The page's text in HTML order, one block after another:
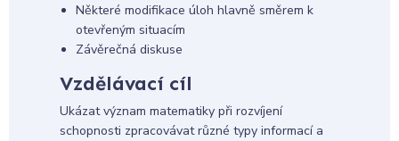
Některé modifikace úloh hlavně směrem k
otevřeným situacím
Závěrečná diskuse
Vzdělávací cíl
Ukázat význam matematiky při rozvíjení
schopnosti zpracovávat různé typy informací a